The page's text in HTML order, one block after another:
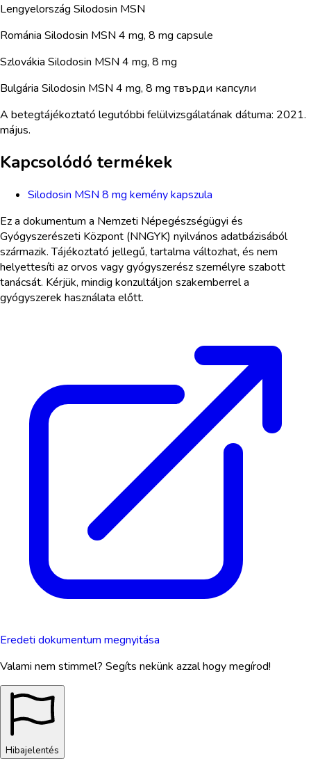
Lengyelország Silodosin MSN
Románia Silodosin MSN 4 mg, 8 mg capsule
Szlovákia Silodosin MSN 4 mg, 8 mg
Bulgária Silodosin MSN 4 mg, 8 mg твърди капсули
A betegtájékoztató legutóbbi felülvizsgálatának dátuma: 2021.
május.
Kapcsolódó termékek
Silodosin MSN 8 mg kemény kapszula
Ez a dokumentum a Nemzeti Népegészségügyi és
Gyógyszerészeti Központ (NNGYK) nyilvános adatbázisából
származik. Tájékoztató jellegű, tartalma változhat, és nem
helyettesíti az orvos vagy gyógyszerész személyre szabott
tanácsát. Kérjük, mindig konzultáljon szakemberrel a
gyógyszerek használata előtt.
Eredeti dokumentum megnyitása
Valami nem stimmel? Segíts nekünk azzal hogy megírod!
Hibajelentés